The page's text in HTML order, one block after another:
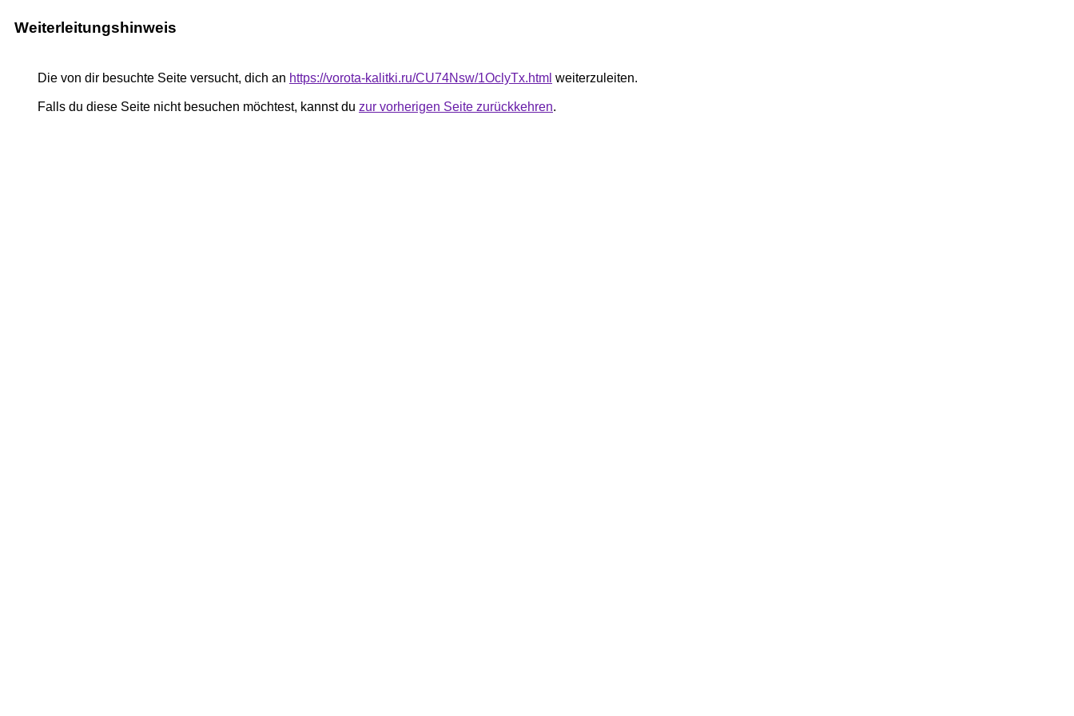
Weiterleitungshinweis
Die von dir besuchte Seite versucht, dich an https://vorota-kalitki.ru/CU74Nsw/1OclyTx.html weiterzuleiten.
Falls du diese Seite nicht besuchen möchtest, kannst du zur vorherigen Seite zurückkehren.